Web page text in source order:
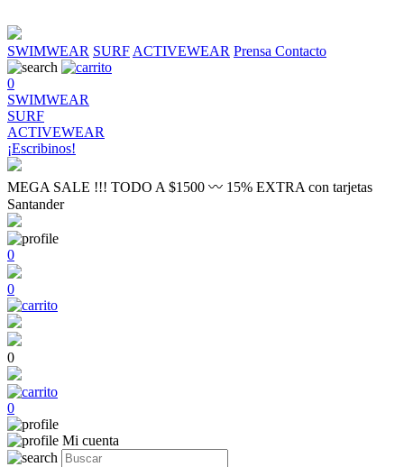
SWIMWEAR SURF ACTIVEWEAR Prensa Contacto
0
SWIMWEAR
SURF
ACTIVEWEAR
¡Escribinos!
MEGA SALE !!! TODO A $1500 〰 15% EXTRA con tarjetas
Santander
0
0
0
0
Mi cuenta